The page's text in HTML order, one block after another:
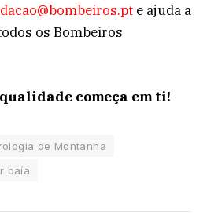
e ajuda a
os Bombeiros
começa em ti!
de Montanha
baía